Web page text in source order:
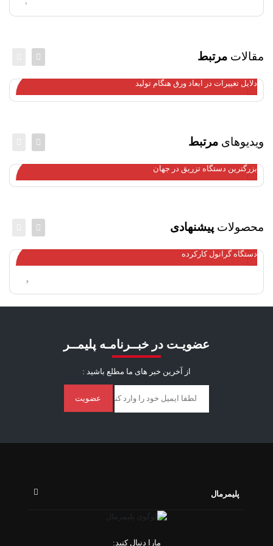
مقالات مرتبط
دلایل تغییرات در ابعاد ورق هنگام تولید
ویدیوهای مرتبط
بزرگترین دستگاه تزریق در جهان
محصولات پیشنهادی
دستگاه گرانول کارکرده
عضویـت در خبــرنامـه پلیمــر
از آخرین خبر ‌های ما مطلع باشید :
عضویت
پلیمرمال
مارا دنبال کنید: